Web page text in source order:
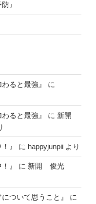
』
ると最強』
に
ると最強』 に 新開
』 に happyjunpii より
』 に 新開 俊光
ついて思うこと』
に